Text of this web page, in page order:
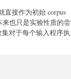
直接作为初始 corpus
也只是实验性质的尝
对于每个输入程序执